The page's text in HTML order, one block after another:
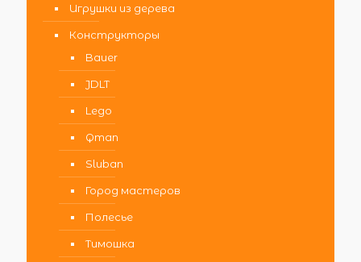
Игрушки из дерева
Конструкторы
Bauer
JDLT
Lego
Qman
Sluban
Город мастеров
Полесье
Тимошка